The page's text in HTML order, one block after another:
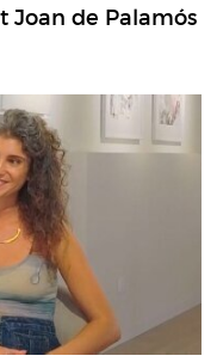
Joan de Palamós